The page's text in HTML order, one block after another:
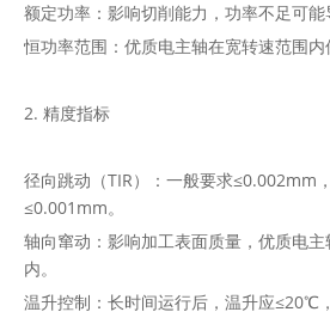
额定功率：影响切削能力，功率不足可能
恒功率范围：优质电主轴在宽转速范围内
2. 精度指标
径向跳动（TIR）：一般要求≤0.002mm
≤0.001mm。
轴向窜动：影响加工表面质量，优质电
内。
温升控制：长时间运行后，温升应≤20℃